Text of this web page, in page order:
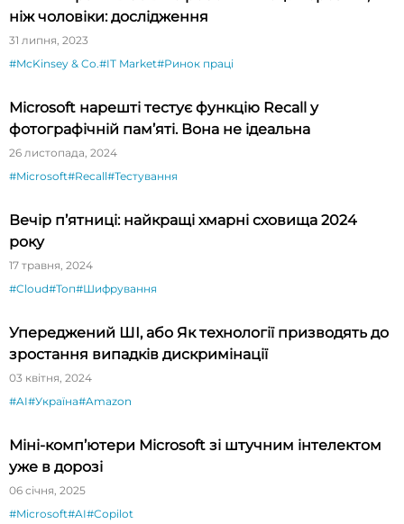
ніж чоловіки: дослідження
31 липня, 2023
#McKinsey & Co.#IT Market#Ринок праці
Microsoft нарешті тестує функцію Recall у
фотографічній пам’яті. Вона не ідеальна
26 листопада, 2024
#Microsoft#Recall#Тестування
Вечір п’ятниці: найкращі хмарні сховища 2024
року
17 травня, 2024
#Cloud#Топ#Шифрування
Упереджений ШІ, або Як технології призводять до
зростання випадків дискримінації
03 квітня, 2024
#AI#Україна#Amazon
Міні-комп’ютери Microsoft зі штучним інтелектом
уже в дорозі
06 січня, 2025
#Microsoft#AI#Copilot